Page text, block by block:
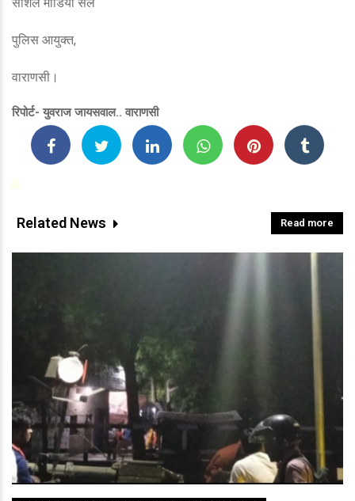
पुलिस आयुक्त,
वाराणसी।
रिपोर्ट- युवराज जायसवाल.. वाराणसी
Related News Read more